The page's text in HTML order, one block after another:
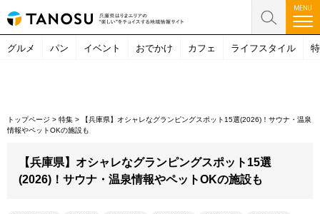
グルメ パン イベント おでかけ カフェ ライフスタイル
トップページ >特集 >
【兵庫県】オシャレなグランピングスポット15選(2026)！サウナ・温泉
情報やペットOKの施設も
【兵庫県】オシャレなグランピングスポット15選
(2026)！サウナ・温泉情報やペットOKの施設も